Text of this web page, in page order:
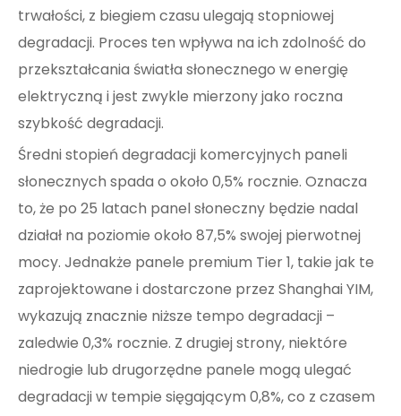
trwałości, z biegiem czasu ulegają stopniowej
degradacji. Proces ten wpływa na ich zdolność do
przekształcania światła słonecznego w energię
elektryczną i jest zwykle mierzony jako roczna
szybkość degradacji.
Średni stopień degradacji komercyjnych paneli
słonecznych spada o około 0,5% rocznie. Oznacza
to, że po 25 latach panel słoneczny będzie nadal
działał na poziomie około 87,5% swojej pierwotnej
mocy. Jednakże panele premium Tier 1, takie jak te
zaprojektowane i dostarczone przez Shanghai YIM,
wykazują znacznie niższe tempo degradacji –
zaledwie 0,3% rocznie. Z drugiej strony, niektóre
niedrogie lub drugorzędne panele mogą ulegać
degradacji w tempie sięgającym 0,8%, co z czasem